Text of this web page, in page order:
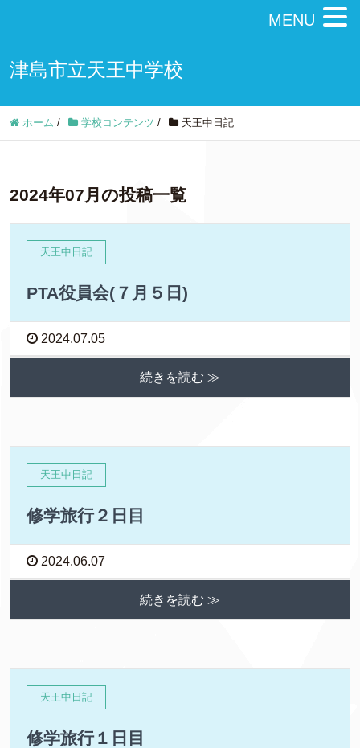
津島市立天王中学校
ホーム / 学校コンテンツ / 天王中日記
2024年07月の投稿一覧
天王中日記
PTA役員会(７月５日)
2024.07.05
続きを読む ≫
天王中日記
修学旅行２日目
2024.06.07
続きを読む ≫
天王中日記
修学旅行１日目
MENU